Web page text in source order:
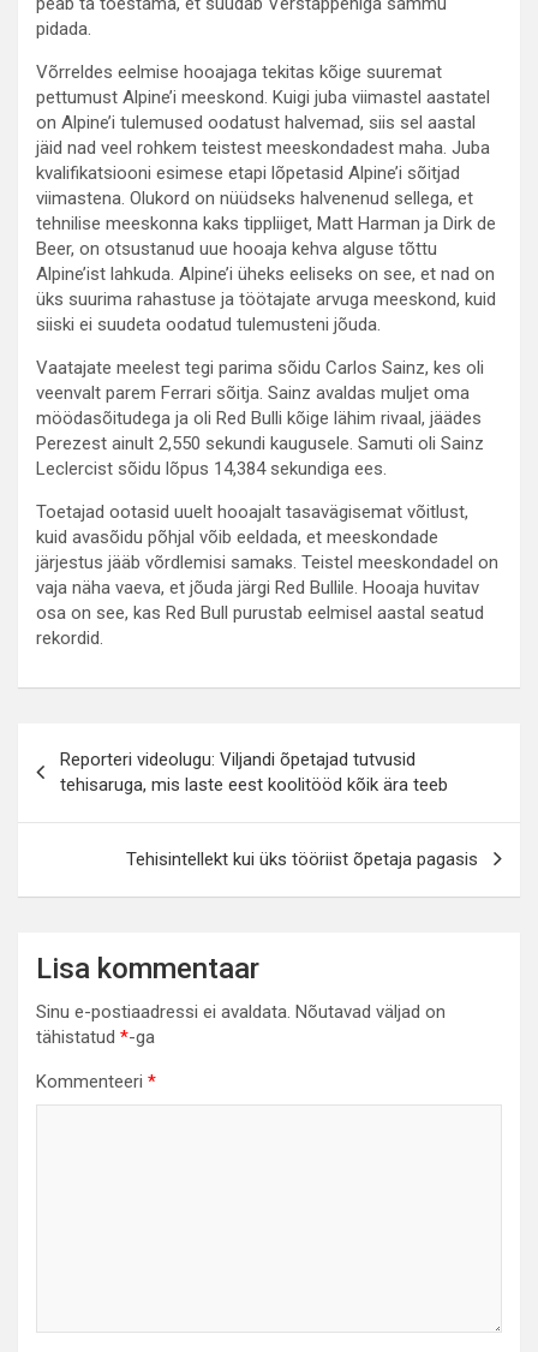
pidada.
Võrreldes eelmise hooajaga tekitas kõige suuremat
pettumust Alpine’i meeskond. Kuigi juba viimastel aastatel
on Alpine’i tulemused oodatust halvemad, siis sel aastal
jäid nad veel rohkem teistest meeskondadest maha. Juba
kvalifikatsiooni esimese etapi lõpetasid Alpine’i sõitjad
viimastena. Olukord on nüüdseks halvenenud sellega, et
tehnilise meeskonna kaks tippliiget, Matt Harman ja Dirk de
Beer, on otsustanud uue hooaja kehva alguse tõttu
Alpine’ist lahkuda. Alpine’i üheks eeliseks on see, et nad on
üks suurima rahastuse ja töötajate arvuga meeskond, kuid
siiski ei suudeta oodatud tulemusteni jõuda.
Vaatajate meelest tegi parima sõidu Carlos Sainz, kes oli
veenvalt parem Ferrari sõitja. Sainz avaldas muljet oma
möödasõitudega ja oli Red Bulli kõige lähim rivaal, jäädes
Perezest ainult 2,550 sekundi kaugusele. Samuti oli Sainz
Leclercist sõidu lõpus 14,384 sekundiga ees.
Toetajad ootasid uuelt hooajalt tasavägisemat võitlust,
kuid avasõidu põhjal võib eeldada, et meeskondade
järjestus jääb võrdlemisi samaks. Teistel meeskondadel on
vaja näha vaeva, et jõuda järgi Red Bullile. Hooaja huvitav
osa on see, kas Red Bull purustab eelmisel aastal seatud
rekordid.
Reporteri videolugu: Viljandi õpetajad tutvusid
tehisaruga, mis laste eest koolitööd kõik ära teeb
Tehisintellekt kui üks tööriist õpetaja pagasis
Lisa kommentaar
Sinu e-postiaadressi ei avaldata. Nõutavad väljad on
tähistatud *-ga
Kommenteeri *